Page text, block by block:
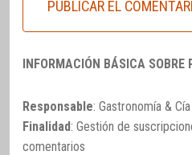
INFORMACIÓN BÁSICA SOBRE
Responsable: Gastronomía & Cía
Finalidad: Gestión de
comentarios